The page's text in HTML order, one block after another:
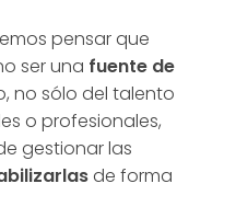
pensar que
ser una fuente de
no sólo del talento
o profesionales,
gestionar las
de forma